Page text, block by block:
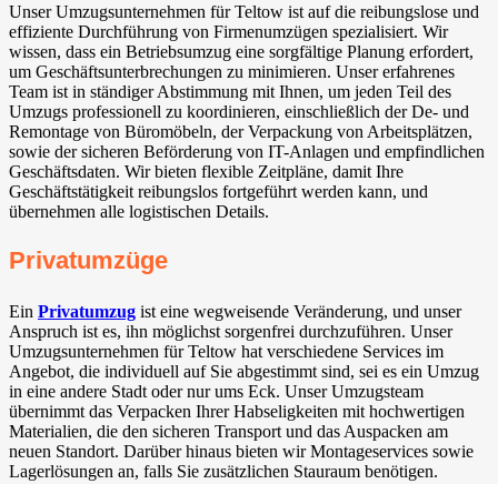
Unser Umzugsunternehmen für Teltow ist auf die reibungslose und
effiziente Durchführung von Firmenumzügen spezialisiert. Wir
wissen, dass ein Betriebsumzug eine sorgfältige Planung erfordert,
um Geschäftsunterbrechungen zu minimieren. Unser erfahrenes
Team ist in ständiger Abstimmung mit Ihnen, um jeden Teil des
Umzugs professionell zu koordinieren, einschließlich der De- und
Remontage von Büromöbeln, der Verpackung von Arbeitsplätzen,
sowie der sicheren Beförderung von IT-Anlagen und empfindlichen
Geschäftsdaten. Wir bieten flexible Zeitpläne, damit Ihre
Geschäftstätigkeit reibungslos fortgeführt werden kann, und
übernehmen alle logistischen Details.
Privatumzüge
Ein Privatumzug ist eine wegweisende Veränderung, und unser
Anspruch ist es, ihn möglichst sorgenfrei durchzuführen. Unser
Umzugsunternehmen für Teltow hat verschiedene Services im
Angebot, die individuell auf Sie abgestimmt sind, sei es ein Umzug
in eine andere Stadt oder nur ums Eck. Unser Umzugsteam
übernimmt das Verpacken Ihrer Habseligkeiten mit hochwertigen
Materialien, die den sicheren Transport und das Auspacken am
neuen Standort. Darüber hinaus bieten wir Montageservices sowie
Lagerlösungen an, falls Sie zusätzlichen Stauraum benötigen.